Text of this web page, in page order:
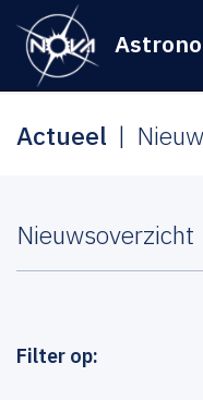
Actueel
Nieuwsoverzicht
Filter op: